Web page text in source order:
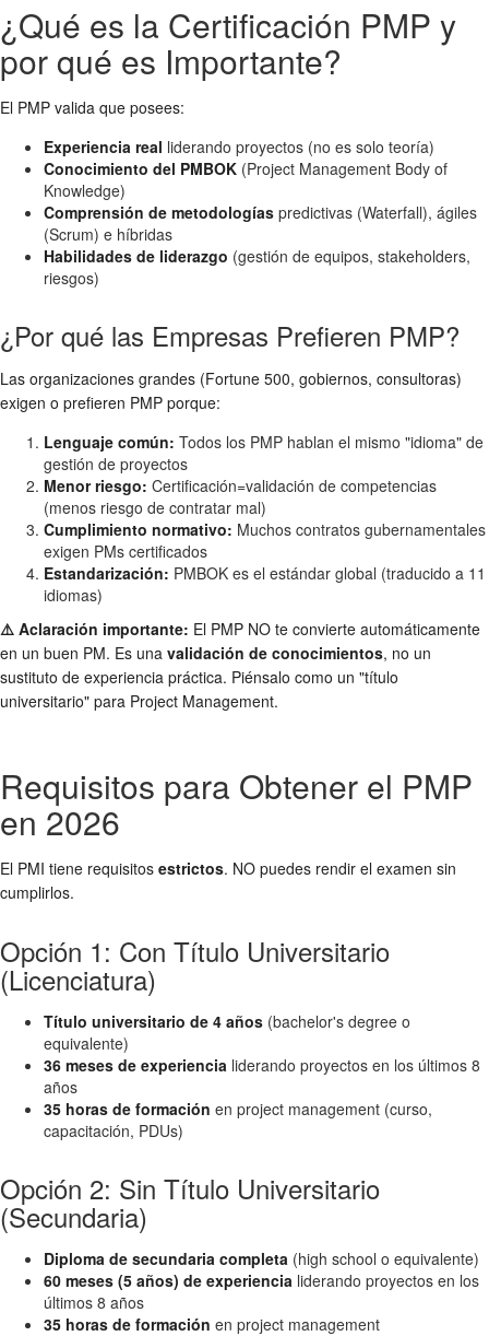
¿Qué es la Certificación PMP y
por qué es Importante?
El PMP valida que posees:
Experiencia real liderando proyectos (no es solo teoría)
Conocimiento del PMBOK (Project Management Body of
Knowledge)
Comprensión de metodologías predictivas (Waterfall), ágiles
(Scrum) e híbridas
Habilidades de liderazgo (gestión de equipos, stakeholders,
riesgos)
¿Por qué las Empresas Prefieren PMP?
Las organizaciones grandes (Fortune 500, gobiernos, consultoras)
exigen o prefieren PMP porque:
Lenguaje común: Todos los PMP hablan el mismo "idioma" de
gestión de proyectos
Menor riesgo: Certificación=validación de competencias
(menos riesgo de contratar mal)
Cumplimiento normativo: Muchos contratos gubernamentales
exigen PMs certificados
Estandarización: PMBOK es el estándar global (traducido a 11
idiomas)
⚠️ Aclaración importante: El PMP NO te convierte automáticamente
en un buen PM. Es una validación de conocimientos, no un
sustituto de experiencia práctica. Piénsalo como un "título
universitario" para Project Management.
Requisitos para Obtener el PMP
en 2026
El PMI tiene requisitos estrictos. NO puedes rendir el examen sin
cumplirlos.
Opción 1: Con Título Universitario
(Licenciatura)
Título universitario de 4 años (bachelor's degree o
equivalente)
36 meses de experiencia liderando proyectos en los últimos 8
años
35 horas de formación en project management (curso,
capacitación, PDUs)
Opción 2: Sin Título Universitario
(Secundaria)
Diploma de secundaria completa (high school o equivalente)
60 meses (5 años) de experiencia liderando proyectos en los
últimos 8 años
35 horas de formación en project management